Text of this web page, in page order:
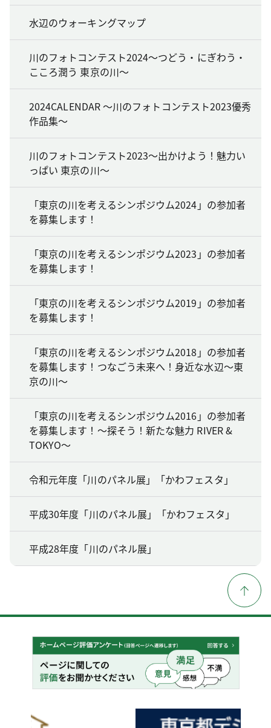
水辺のウォーキングマップ
川のフォトコンテスト2024～つどう・にぎわう・
こころ潤う 東京の川～
2024CALENDAR ～川のフォトコンテスト2023優秀
作品集～
川のフォトコンテスト2023～出かけよう！魅力い
っぱい 東京の川～
「東京の川を考えるシンポジウム2024」の参加者
を募集します！
「東京の川を考えるシンポジウム2023」の参加者
を募集します！
「東京の川を考えるシンポジウム2019」の参加者
を募集します！
「東京の川を考えるシンポジウム2018」の参加者
を募集します！つなごう未来へ！身近な水辺～東
京の川～
「東京の川を考えるシンポジウム2016」の参加者
を募集します！～探そう！新たな魅力 RIVER &
TOKYO～
令和元年度「川のパネル展」「かわフェスタ」
平成30年度「川のパネル展」「かわフェスタ」
平成28年度「川のパネル展」